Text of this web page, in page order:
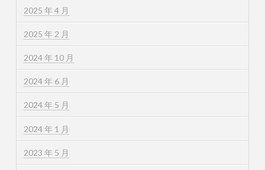
2025 年 4 月
2025 年 2 月
2024 年 10 月
2024 年 6 月
2024 年 5 月
2024 年 1 月
2023 年 5 月